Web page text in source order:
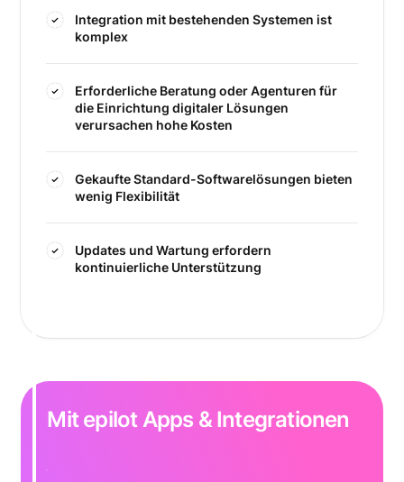
Integration mit bestehenden Systemen ist
komplex
Erforderliche Beratung oder Agenturen für
die Einrichtung digitaler Lösungen
verursachen hohe Kosten
Gekaufte Standard-Softwarelösungen bieten
wenig Flexibilität
Updates und Wartung erfordern
kontinuierliche Unterstützung
Mit epilot Apps & Integrationen